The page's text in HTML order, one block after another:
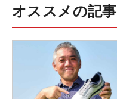
オススメの記事